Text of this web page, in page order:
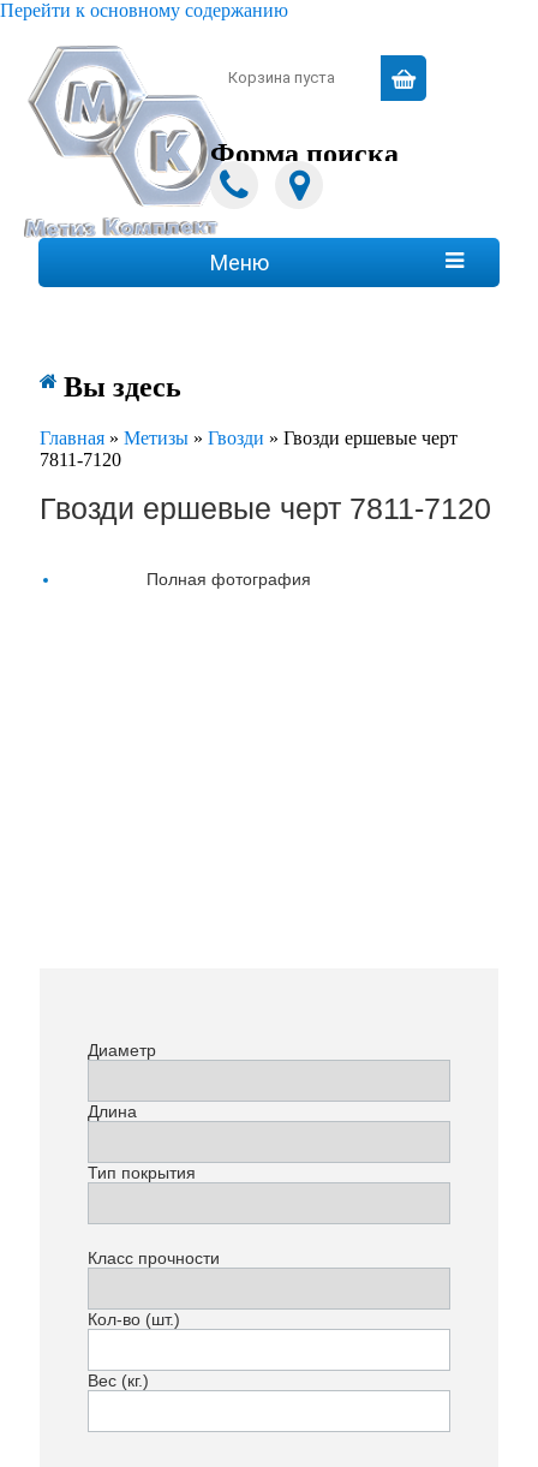
Перейти к основному содержанию
Корзина пуста
Форма поиска
Меню
 Вы здесь
Главная » Метизы » Гвозди » Гвозди ершевые черт
7811-7120
Гвозди ершевые черт 7811-7120
Полная фотография
Диаметр
Длина
Тип покрытия
Класс прочности
Кол-во (шт.)
Вес (кг.)